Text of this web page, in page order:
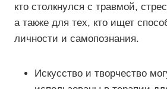
кто столкнулся с травмой,
а также для тех, кто ищет
личности и самопознания.
Искусство и творчество